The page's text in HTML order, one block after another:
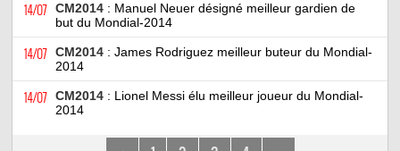
14/07 CM2014 : Manuel Neuer désigné meilleur gardien de
but du Mondial-2014
14/07 CM2014 : James Rodriguez meilleur buteur du Mondial-
2014
14/07 CM2014 : Lionel Messi élu meilleur joueur du Mondial-
2014